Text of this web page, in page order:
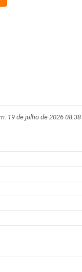
19 de julho de 2026 08:38